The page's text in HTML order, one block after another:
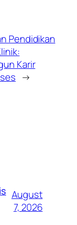
Pendidikan
Karir
→
August
7, 2026